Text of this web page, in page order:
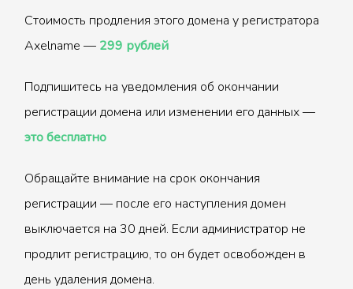
Стоимость продления этого домена у регистратора
Axelname — 299 рублей
Подпишитесь на уведомления об окончании
регистрации домена или изменении его данных —
это бесплатно
Обращайте внимание на срок окончания
регистрации — после его наступления домен
выключается на 30 дней. Если администратор не
продлит регистрацию, то он будет освобожден в
день удаления домена.